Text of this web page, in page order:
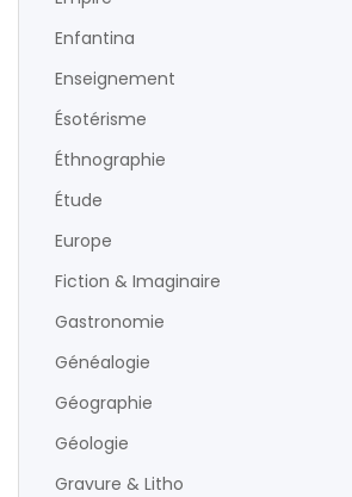
Enfantina
Enseignement
Ésotérisme
Éthnographie
Étude
Europe
Fiction & Imaginaire
Gastronomie
Généalogie
Géographie
Géologie
Gravure & Litho